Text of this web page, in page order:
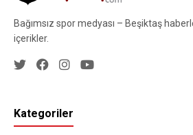
Bağımsız spor medyası – Beşiktaş
içerikler.
Kategoriler